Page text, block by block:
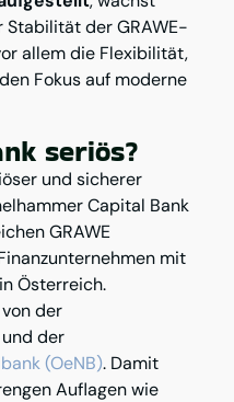
der GRAWE-
allem die Flexibilität,
Fokus auf moderne
seriös?
und sicherer
Capital Bank
GRAWE
mit
Österreich.
der
und der
(OeNB). Damit
Auflagen wie